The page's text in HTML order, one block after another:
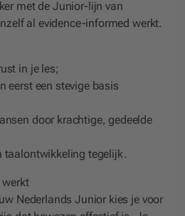
met de Junior-lijn van
al evidence-informed werkt.
in je les;
eerst een stevige basis
door krachtige, gedeelde
taalontwikkeling tegelijk.
werkt
Nederlands Junior kies je voor